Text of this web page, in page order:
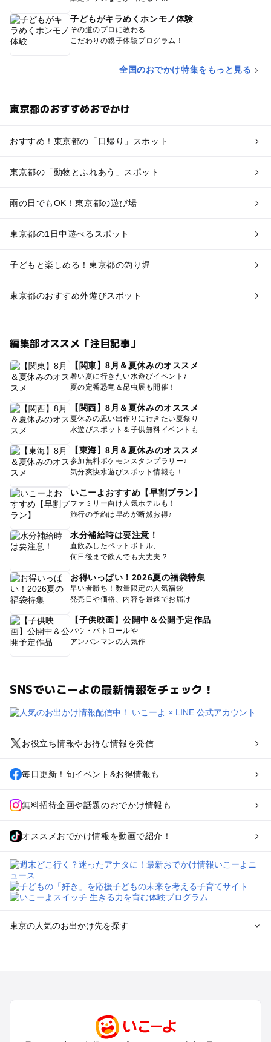
子どもがキラめくホンモノ体験
その道のプロに教わる
こだわりの親子体験プログラム！
全国のおでかけ特集をもっと見る
東京都のおすすめおでかけ
おすすめ！東京都の「日帰り」スポット
東京都の「動物とふれあう」スポット
雨の日でもOK！東京都の遊び場
東京都の1日中遊べるスポット
子どもと楽しめる！東京都の釣り堀
東京都のおすすめ外遊びスポット
編集部オススメ「注目記事」
【関東】8月＆夏休みのオススメ
暑い夏に行きたい水遊びイベント♪
夏の定番恐竜＆昆虫展も開催！
【関西】8月＆夏休みのオススメ
夏休みの思い出作りに行きたい夏祭り
水遊びスポット＆子供無料イベントも
【東海】8月＆夏休みのオススメ
参加無料ポケモンスタンプラリー♪
気分爽快水遊びスポット情報も！
いこーよおすすめ【早割プラン】
ファミリー向け人気ホテルも！
旅行の予約は早めが断然お得♪
水分補給時は要注意！
直飲みしたペットボトル、
何日後まで飲んでも大丈夫？
お得いっぱい！2026夏の福袋特集
早い者勝ち！数量限定の人気福袋
発売日や価格、内容を最速でお届け
【子供映画】公開中＆公開予定作品
パウ・パトロールや
アンパンマンの人気作
SNSでいこーよの最新情報をチェック！
お役立ち情報やお得な情報を発信
毎日更新！旬イベント&お得情報も
無料招待企画や話題のおでかけ情報も
オススメおでかけ情報を動画で紹介！
東京の人気のお出かけ先を探す
町田・相模原・愛川・上野原のプールお出かけ
渋谷・原宿・恵比寿・中目黒・自由が丘のプールお出かけ